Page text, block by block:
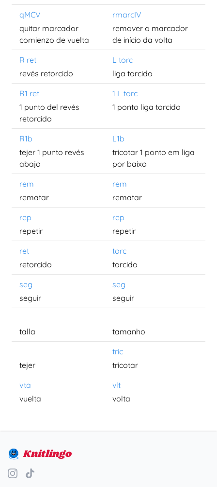
qMCV
rmarcIV
quitar marcador
comienzo de vuelta
remover o marcador
de início da volta
R ret
L torc
revés retorcido
liga torcido
R1 ret
1 L torc
1 punto del revés
retorcido
1 ponto liga torcido
R1b
L1b
tejer 1 punto revés
abajo
tricotar 1 ponto em liga
por baixo
rem
rem
rematar
rematar
rep
rep
repetir
repetir
ret
torc
retorcido
torcido
seg
seg
seguir
seguir
talla tamanho
tric
tejer
tricotar
vta
vlt
vuelta
volta
Knitlingo